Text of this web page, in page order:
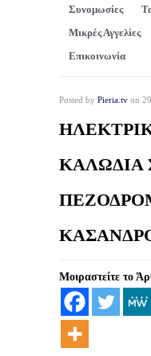
Συνομωσίες
Μικρές Αγγελίες
Επικοινωνία
Posted by Pieria.tv on
ΚΑΛΩΔΙΑ
Μοιραστείτε το